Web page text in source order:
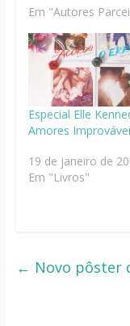
Em "Autores
Especial Elle
Amores
19 de janeiro de
Em "Livros"
← Novo pôster